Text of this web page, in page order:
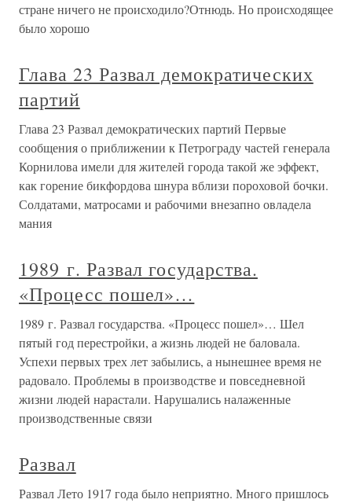
стране ничего не происходило?Отнюдь. Но происходящее
было хорошо
Глава 23 Развал демократических
партий
Глава 23 Развал демократических партий Первые
сообщения о приближении к Петрограду частей генерала
Корнилова имели для жителей города такой же эффект,
как горение бикфордова шнура вблизи пороховой бочки.
Солдатами, матросами и рабочими внезапно овладела
мания
1989 г. Развал государства.
«Процесс пошел»…
1989 г. Развал государства. «Процесс пошел»… Шел
пятый год перестройки, а жизнь людей не баловала.
Успехи первых трех лет забылись, а нынешнее время не
радовало. Проблемы в производстве и повседневной
жизни людей нарастали. Нарушались налаженные
производственные связи
Развал
Развал Лето 1917 года было неприятно. Много пришлось